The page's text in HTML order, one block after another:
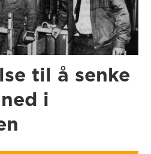
til å senke
i